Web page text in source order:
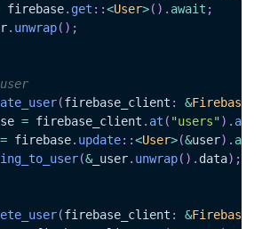
firebase. get ::<User>( ) . await ;
. unwrap( ) ;
(firebase_client : &Firebase
= firebase_client . at ( "users") . at
= firebase. update::<User>(&user) . await
(&_user. unwrap( ) . data) ;
(firebase_client : &Firebase